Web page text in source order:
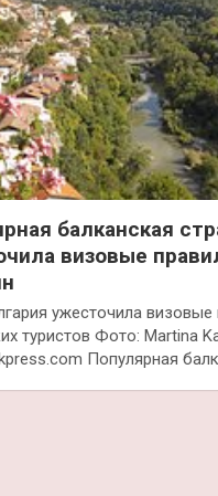
балканская
визовые
ужесточила визовые
туристов Фото: Martina
Популярная